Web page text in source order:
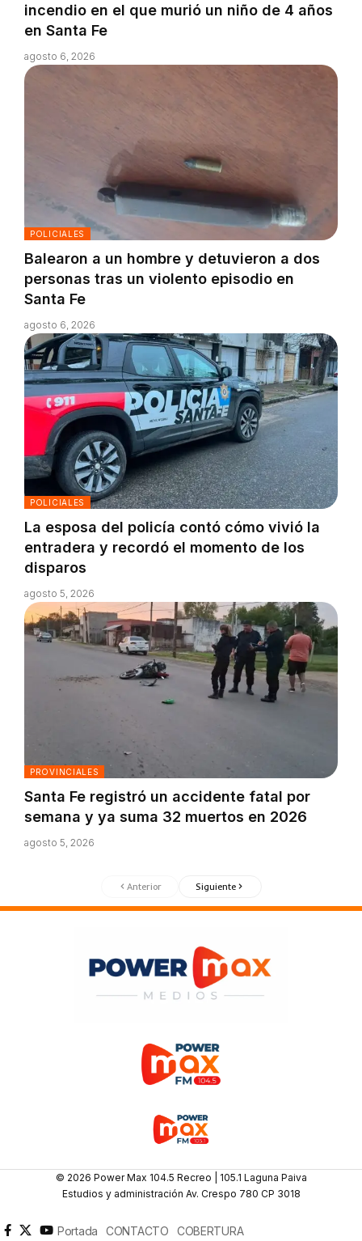
incendio en el que murió un niño de 4 años
en Santa Fe
agosto 6, 2026
POLICIALES
Balearon a un hombre y detuvieron a dos
personas tras un violento episodio en
Santa Fe
agosto 6, 2026
POLICIALES
La esposa del policía contó cómo vivió la
entradera y recordó el momento de los
disparos
agosto 5, 2026
PROVINCIALES
Santa Fe registró un accidente fatal por
semana y ya suma 32 muertos en 2026
agosto 5, 2026
Anterior Siguiente
© 2026 Power Max 104.5 Recreo | 105.1 Laguna Paiva
Estudios y administración Av. Crespo 780 CP 3018
Portada CONTACTO COBERTURA